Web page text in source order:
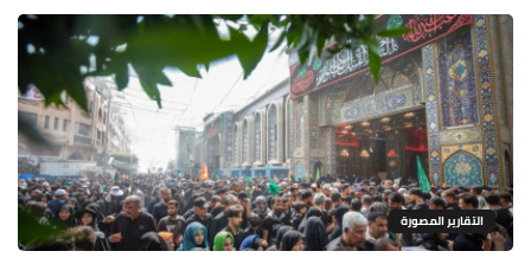
التقارير المصورة